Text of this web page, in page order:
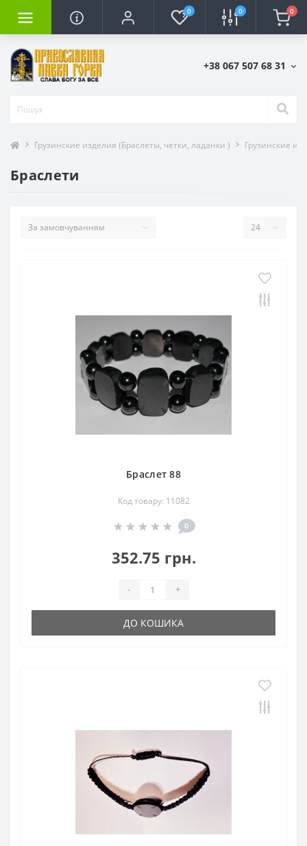
0 0 0
+38 067 507 68 31
Грузинские изделия (Браслеты, четки, ладанки ) Грузинские
Браслети
Браслет 88
Код товару: 11082
0
352.75 грн.
- +
ДО КОШИКА